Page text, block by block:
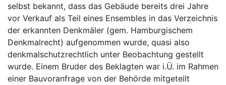
selbst bekannt, dass das Gebäude bereits drei Jahre
vor Verkauf als Teil eines Ensembles in das Verzeichnis
der erkannten Denkmäler (gem. Hamburgischem
Denkmalrecht) aufgenommen wurde, quasi also
denkmalschutzrechtlich unter Beobachtung gestellt
wurde. Einem Bruder des Beklagten war i.Ü. im Rahmen
einer Bauvoranfrage von der Behörde mitgeteilt